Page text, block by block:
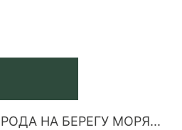
НА БЕРЕГУ МОРЯ...